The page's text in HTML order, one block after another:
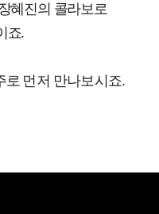
혜진의 콜라보로
죠.
로 먼저 만나보시죠.